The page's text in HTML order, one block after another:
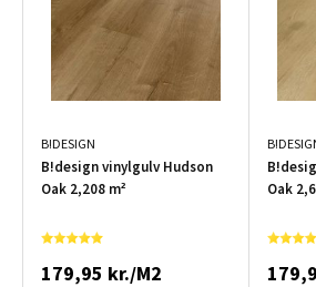
B!DESIGN
B!design vinylgulv Hudson
Oak 2,208 m²
179,95 kr./M2
Oak